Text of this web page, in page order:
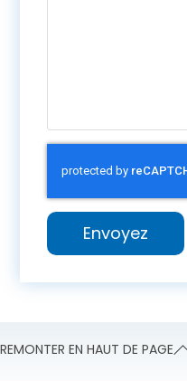
Envoyez
REMONTER EN HAUT DE PAGE